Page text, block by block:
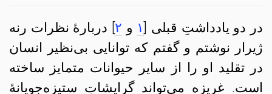
در دو یادداشتِ قبلی [۱ و ۲] دربارهٔ نظرات رنه
ژیرار نوشتم و گفتم که توانایی بی‌نظیر انسان
در تقلید او را از سایر حیوانات متمایز ساخته
است. غریزه می‌تواند گرایشاتِ ستیزه‌جویانهٔ